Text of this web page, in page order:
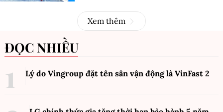
Xem thêm
ĐỌC NHIỀU
Lý do Vingroup đặt tên sân vận động là VinFast 2